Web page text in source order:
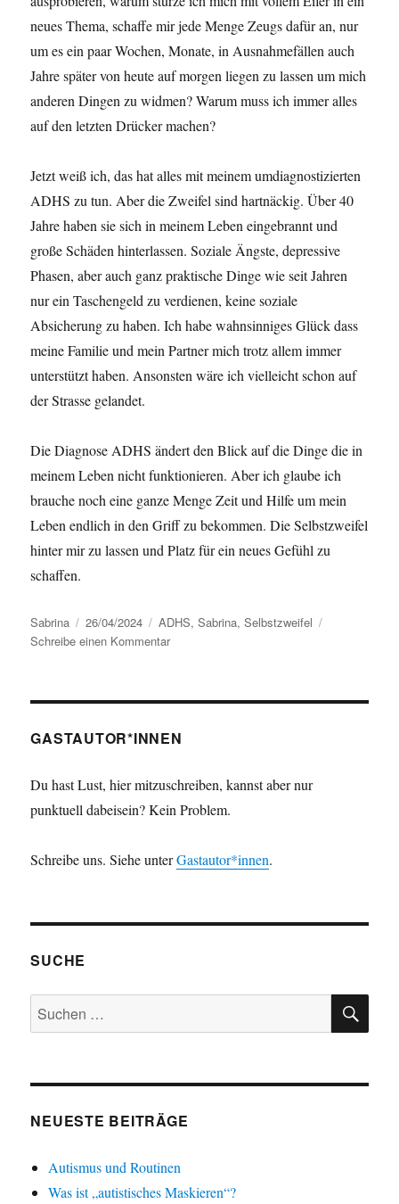
neues Thema, schaffe mir jede Menge Zeugs dafür an, nur
um es ein paar Wochen, Monate, in Ausnahmefällen auch
Jahre später von heute auf morgen liegen zu lassen um mich
anderen Dingen zu widmen? Warum muss ich immer alles
auf den letzten Drücker machen?
Jetzt weiß ich, das hat alles mit meinem umdiagnostizierten
ADHS zu tun. Aber die Zweifel sind hartnäckig. Über 40
Jahre haben sie sich in meinem Leben eingebrannt und
große Schäden hinterlassen. Soziale Ängste, depressive
Phasen, aber auch ganz praktische Dinge wie seit Jahren
nur ein Taschengeld zu verdienen, keine soziale
Absicherung zu haben. Ich habe wahnsinniges Glück dass
meine Familie und mein Partner mich trotz allem immer
unterstützt haben. Ansonsten wäre ich vielleicht schon auf
der Strasse gelandet.
Die Diagnose ADHS ändert den Blick auf die Dinge die in
meinem Leben nicht funktionieren. Aber ich glaube ich
brauche noch eine ganze Menge Zeit und Hilfe um mein
Leben endlich in den Griff zu bekommen. Die Selbstzweifel
hinter mir zu lassen und Platz für ein neues Gefühl zu
schaffen.
Autor
Sabrina
Veröffentlicht
am
26/04/2024 Kategorien
ADHS,Sabrina,Selbstzweifel
Schreibe einen Kommentarzu
ich
eigentlich?“
GASTAUTOR*INNEN
Du hast Lust, hier mitzuschreiben, kannst aber nur
punktuell dabeisein? Kein Problem.
Schreibe uns. Siehe unterGastautor*innen.
SUCHE
Suchen
nach:
NEUESTE BEITRÄGE
Autismus und Routinen
Was ist „autistisches Maskieren“?